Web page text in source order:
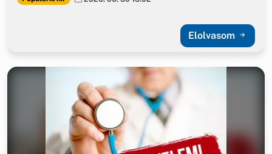
Elolvasom